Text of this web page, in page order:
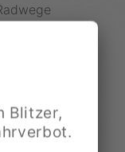
in
Blitzer,